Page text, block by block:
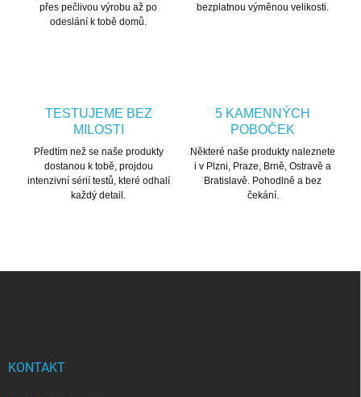
přes pečlivou výrobu až po
odeslání k tobě domů.
bezplatnou výměnou velikosti.
TESTUJEME BEZ
MILOSTI
Předtím než se naše produkty
dostanou k tobě, projdou
intenzivní sérií testů, které odhalí
každý detail.
5 KAMENNÝCH
POBOČEK
Některé naše produkty naleznete
i v Plzni, Praze, Brně, Ostravě a
Bratislavě. Pohodlně a bez
čekání.
KONTAKT